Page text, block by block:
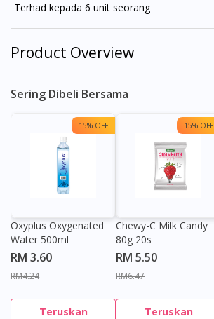
Terhad kepada 6 unit seorang
Product Overview
Sering Dibeli Bersama
15% OFF
Oxyplus Oxygenated
Water 500ml
RM 3.60
RM4.24
Teruskan
15% OFF
Chewy-C Milk Candy
80g 20s
RM 5.50
RM6.47
Teruskan